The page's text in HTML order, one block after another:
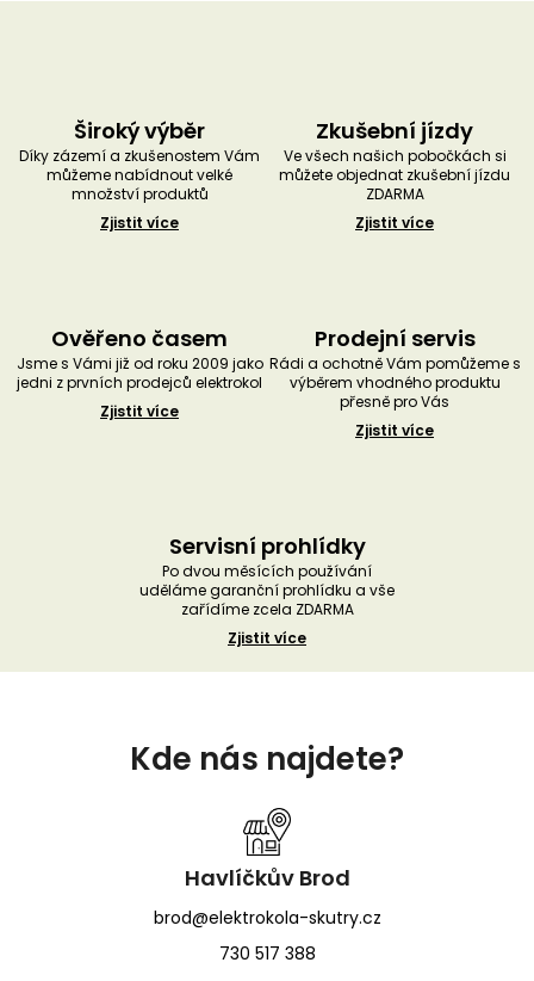
Široký výběr
Díky zázemí a zkušenostem Vám
můžeme nabídnout velké
množství produktů
Zjistit více
Zkušební jízdy
Ve všech našich pobočkách si
můžete objednat zkušební jízdu
ZDARMA
Zjistit více
Ověřeno časem
Jsme s Vámi již od roku 2009 jako
jedni z prvních prodejců elektrokol
Zjistit více
Prodejní servis
Rádi a ochotně Vám pomůžeme s
výběrem vhodného produktu
přesně pro Vás
Zjistit více
Servisní prohlídky
Po dvou měsících používání
uděláme garanční prohlídku a vše
zařídíme zcela ZDARMA
Zjistit více
Kde nás najdete?
Havlíčkův Brod
brod@elektrokola-skutry.cz
730 517 388